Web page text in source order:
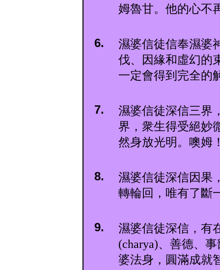
姆魯甘。他的心不
6.
濕婆信徒信奉濕婆
伐、因緣和虛幻的
一定會得到完全的
7.
濕婆信徒深信三界
界，衆生得受絕妙
然身放光明。噢姆
8.
濕婆信徒深信因果
轉輪回，唯有了斷
9.
濕婆信徒深信，有
(charya)、善德、
婆法身，圓滿成就